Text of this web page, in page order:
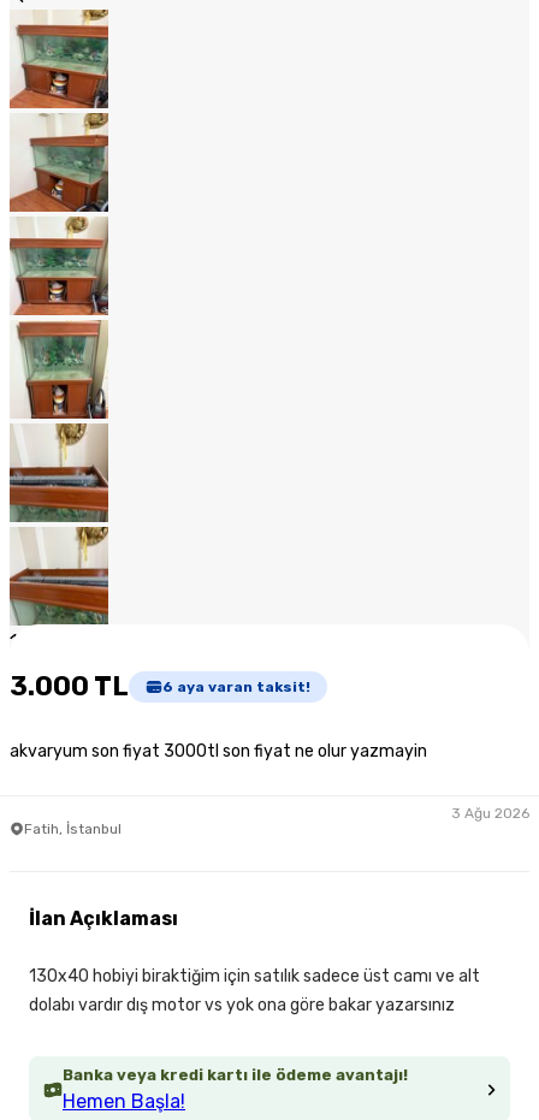
1
3.000 TL 6 aya varan taksit!
akvaryum son fiyat 3000tl son fiyat ne olur yazmayin
Fatih, İstanbul
3 Ağu 2026
Banka veya kredi kartı ile ödeme avantajı!
Hemen Başla!
İlan Açıklaması
130x40 hobiyi biraktiğim için satılık sadece üst camı ve alt
dolabı vardır dış motor vs yok ona göre bakar yazarsınız